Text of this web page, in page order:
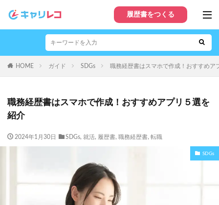
履歴書をつくる
HOME ガイド SDGs 職務経歴書はスマホで作成！おすすめア
職務経歴書はスマホで作成！おすすめアプリ５選を
紹介
2024年1月30日 SDGs, 就活, 履歴書, 職務経歴書, 転職
SDGs